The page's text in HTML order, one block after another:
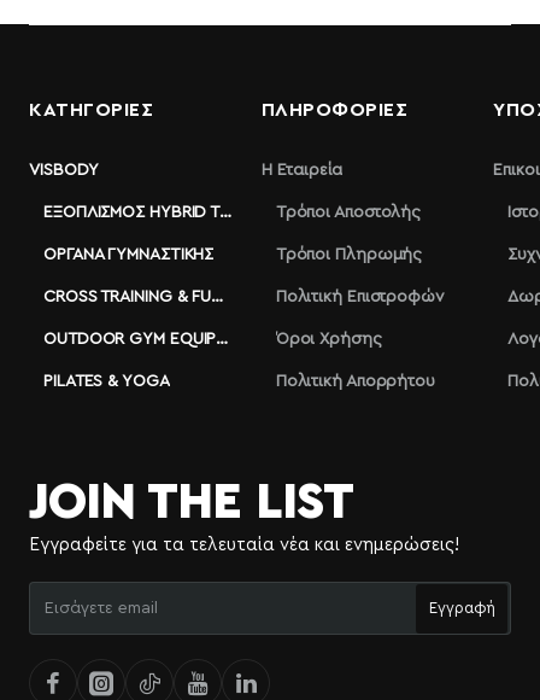
ΚΑΤΗΓΟΡΙΕΣ
VISBODY
ΕΞΟΠΛΙΣΜΌΣ HYBRID TRAINING
ΌΡΓΑΝΑ ΓΥΜΝΑΣΤΙΚΉΣ
CROSS TRAINING & FUNCTIONAL
OUTDOOR GYM EQUIPMENT
PILATES & YOGA
ΠΛΗΡΟΦΟΡΊΕΣ
Η Εταιρεία
Τρόποι Αποστολής
Τρόποι Πληρωμής
Πολιτική Επιστροφών
Όροι Χρήσης
Πολιτική Απορρήτου
JOIN THE LIST
Εγγραφείτε για τα τελευταία νέα και ενημερώσεις!
email
Εγγραφή